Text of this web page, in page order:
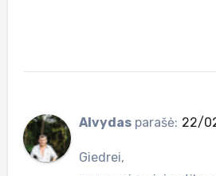
Alvydas parašė: 22/
Giedrei,